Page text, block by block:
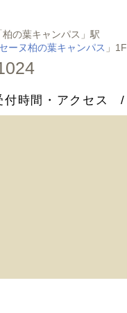
の葉キャンパス」駅
ーヌ柏の葉キャンパス 」1F
付時間・アクセス